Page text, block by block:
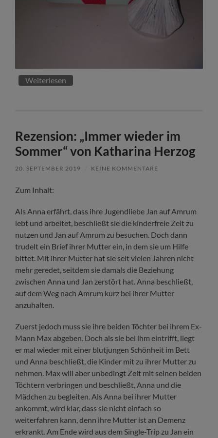
Weiterlesen
Rezension: „Immer wieder im
Sommer“ von Katharina Herzog
20. SEPTEMBER 2019 KEINE KOMMENTARE
Zum Inhalt:
Als Anna erfährt, dass ihre Jugendliebe Jan auf Amrum
lebt und arbeitet, beschließt sie die kinderfreie Zeit zu
nutzen und Jan auf Amrum zu besuchen. Doch dann
trudelt ein Brief ihrer Mutter ein, in dem sie um Hilfe
bittet. Mit ihrer Mutter hat sie seit vielen Jahren nicht
mehr geredet, seitdem sie damals die Beziehung
zwischen Anna und Jan zerstört hat. Anna beschließt,
auf dem Weg nach Amrum kurz bei ihrer Mutter
anzuhalten.
Zuerst jedoch muss sie ihre beiden Töchter bei ihrem Ex-
Mann Max abgeben. Doch als sie bei ihm eintrifft, liegt
er mal wieder mit einer blutjungen Schönheit im Bett
und Anna beschließt, die Kinder mit zu ihrer Mutter zu
nehmen. Max will aber unbedingt Zeit mit seinen beiden
Töchtern verbringen und beschließt, Anna und die
Mädchen zu begleiten. Als Anna bei ihrer Mutter
ankommt, wird klar, dass sie nicht einfach so
weiterfahren kann, denn ihre Mutter ist an Demenz
erkrankt. Am Ende wird aus dem Single-Trip zu Jan ein